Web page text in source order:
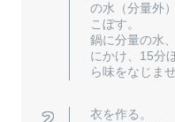
の水（分量外
こぼす。
鍋に分量の水
にかけ、15分
ら味をなじませ
衣を作る。